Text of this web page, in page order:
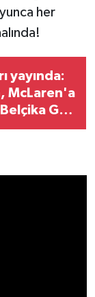
her
yayında:
McLaren'a
GP